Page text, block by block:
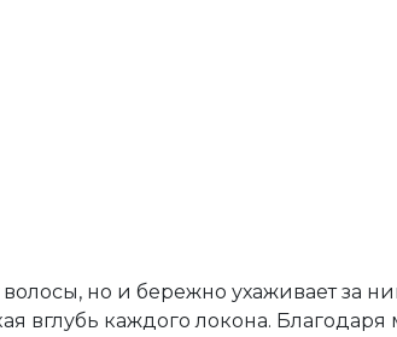
но и бережно ухаживает за
вглубь каждого локона.